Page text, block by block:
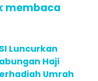
membaca
Luncurkan
Haji
Umrah